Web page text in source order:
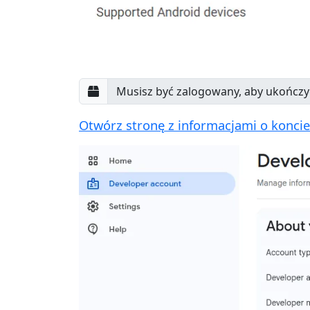
Otwórz stronę z informacjami o